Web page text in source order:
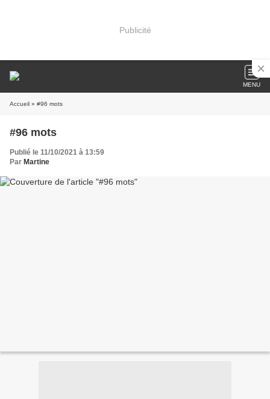
Publicité
MENU
Accueil » #96 mots
#96 mots
Publié le 11/10/2021 à 13:59
Par Martine